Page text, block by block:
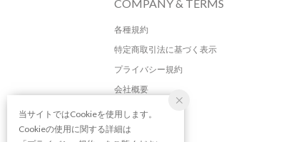
COMPANY & TERMS
各種規約
特定商取引法に基づく表示
プライバシー規約
会社概要
当サイトではCookieを使用します。
Cookieの使用に関する詳細は